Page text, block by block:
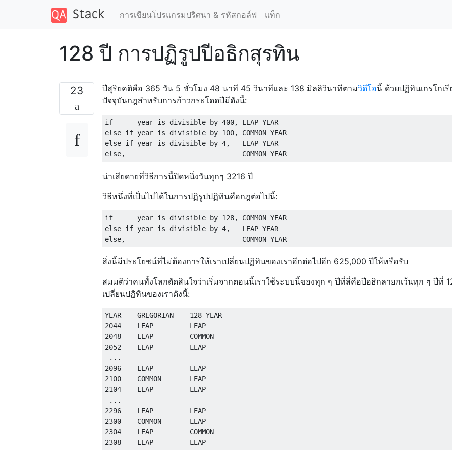
การเขียนโปรแกรมปริศนา & รหัสกอล์ฟ แท็ก
128 ปี การปฏิรูปปีอธิกสุรทิน
23 ปีสุริยคติคือ 365 วัน 5 ชั่วโมง 48 นาที 45 วินาทีและ 138 มิลลิวินาทีตามวิดีโอนี้ ด้วยปฏิทินเกรโกเรี
ปัจจุบันกฎสำหรับการก้าวกระโดดปีมีดังนี้:
if      year is divisible by 400, LEAP YEAR
else if year is divisible by 100, COMMON YEAR
else if year is divisible by 4,   LEAP YEAR
น่าเสียดายที่วิธีการนี้ปิดหนึ่งวันทุกๆ 3216 ปี
วิธีหนึ่งที่เป็นไปได้ในการปฏิรูปปฏิทินคือกฎต่อไปนี้:
if      year is divisible by 128, COMMON YEAR
else if year is divisible by 4,   LEAP YEAR
สิ่งนี้มีประโยชน์ที่ไม่ต้องการให้เราเปลี่ยนปฏิทินของเราอีกต่อไปอีก 625,000 ปีให้หรือรับ
สมมติว่าคนทั้งโลกตัดสินใจว่าเริ่มจากตอนนี้เราใช้ระบบนี้ของทุก ๆ ปีที่สี่คือปีอธิกลายกเว้นทุก ๆ ปีที่
เปลี่ยนปฏิทินของเราดังนี้:
YEAR    GREGORIAN    128-YEAR
2044    LEAP         LEAP
2048    LEAP         COMMON
2052    LEAP         LEAP
...
2096    LEAP         LEAP
2100    COMMON       LEAP
2104    LEAP         LEAP
...
2296    LEAP         LEAP
2300    COMMON       LEAP
2304    LEAP         COMMON